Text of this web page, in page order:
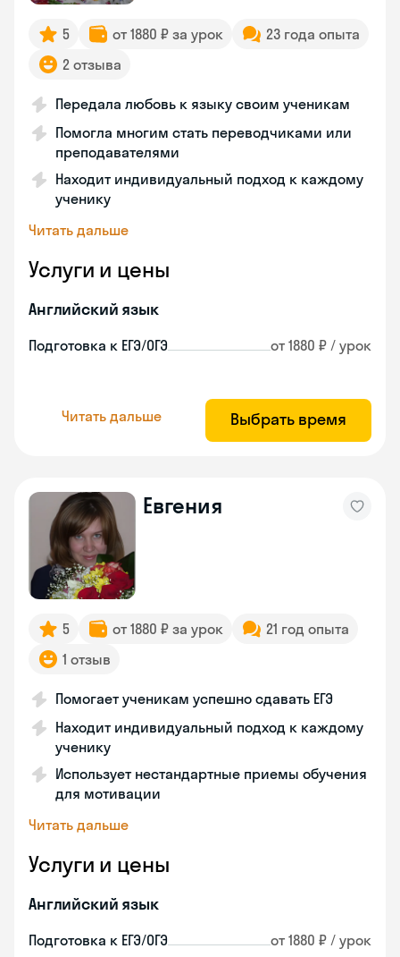
5 от 1880 ₽ за урок
23 года опыта
2 отзыва
Передала любовь к языку своим ученикам
Помогла многим стать переводчиками или
преподавателями
Находит индивидуальный подход к каждому
ученику
Читать дальше
Услуги и цены
Английский язык
Подготовка к ЕГЭ/ОГЭ от 1880 ₽ / урок
Читать дальше Выбрать время
Евгения
5 от 1880 ₽ за урок
21 год опыта
1 отзыв
Помогает ученикам успешно сдавать ЕГЭ
Находит индивидуальный подход к каждому
ученику
Использует нестандартные приемы обучения
для мотивации
Читать дальше
Услуги и цены
Английский язык
Подготовка к ЕГЭ/ОГЭ от 1880 ₽ / урок